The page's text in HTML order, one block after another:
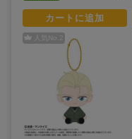
カートに追加
人気No. 2